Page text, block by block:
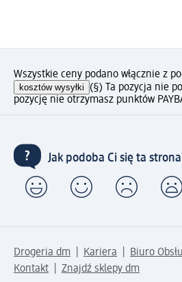
Wszystkie ceny podano włącznie z
kosztów wysyłki (§) Ta pozycja nie
pozycję nie otrzymasz punktów
Jak podoba Ci się ta
Drogeria dm Kariera
Biuro
Kontakt
Znajdź sklepy dm